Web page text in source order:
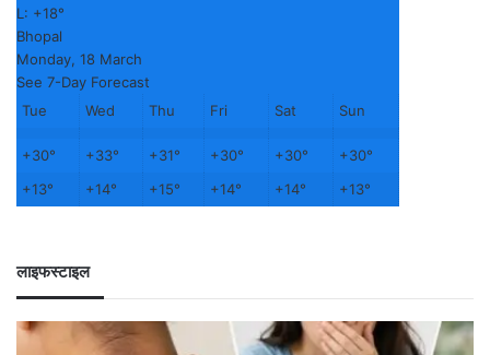
L: +18°
Bhopal
Monday, 18 March
See 7-Day Forecast
Tue
Wed Thu Fri Sat Sun
+30° +33° +31° +30° +30° +30°
+13° +14° +15° +14° +14° +13°
लाइफस्टाइल